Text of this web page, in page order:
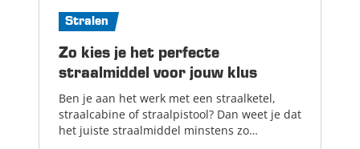
Stralen
Zo kies je het perfecte
straalmiddel voor jouw klus
Ben je aan het werk met een straalketel,
straalcabine of straalpistool? Dan weet je dat
het juiste straalmiddel minstens zo